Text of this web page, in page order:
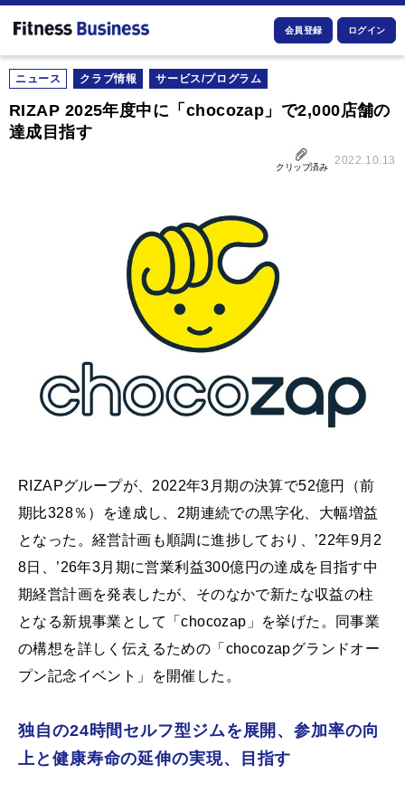
会員登録 ログイン
ニュース クラブ情報 サービス/プログラム
RIZAP 2025年度中に「chocozap」で2,000店舗の
達成目指す
クリップ済み
2022.10.13
RIZAPグループが、2022年3月期の決算で52億円（前
期比328％）を達成し、2期連続での黒字化、大幅増益
となった。経営計画も順調に進捗しており、’22年9月2
8日、’26年3月期に営業利益300億円の達成を目指す中
期経営計画を発表したが、そのなかで新たな収益の柱
となる新規事業として「chocozap」を挙げた。同事業
の構想を詳しく伝えるための「chocozapグランドオー
プン記念イベント」を開催した。
独自の24時間セルフ型ジムを展開、参加率の向
上と健康寿命の延伸の実現、目指す